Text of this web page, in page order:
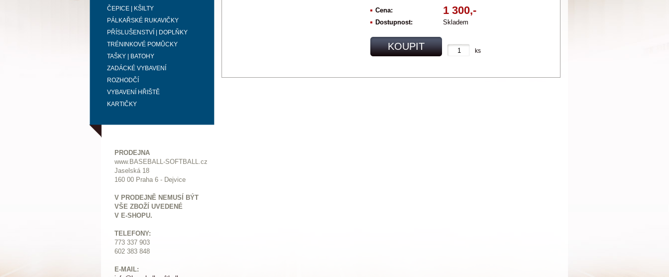
ČEPICE | KŠILTY
PÁLKAŘSKÉ RUKAVIČKY
PŘÍSLUŠENSTVÍ | DOPLŇKY
TRÉNINKOVÉ POMŮCKY
TAŠKY | BATOHY
ZADÁCKÉ VYBAVENÍ
ROZHODČÍ
VYBAVENÍ HŘIŠTĚ
KARTIČKY
PRODEJNA
www.BASEBALL-SOFTBALL.cz
Jaselská 18
160 00 Praha 6 - Dejvice
V PRODEJNĚ NEMUSÍ BÝT
VŠE ZBOŽÍ UVEDENÉ
V E-SHOPU.
TELEFONY:
773 337 903
602 383 848
E-MAIL:
Cena: 1 300,-
Dostupnost: Skladem
KOUPIT ks